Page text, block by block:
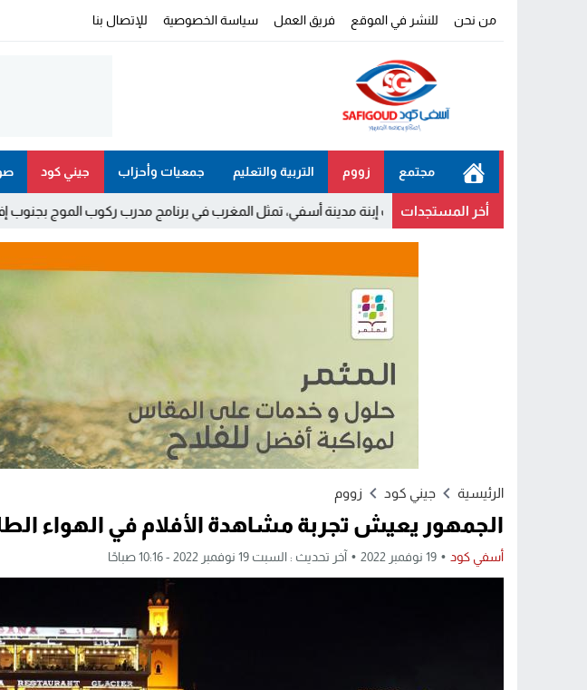
من نحن للنشر في الموقع فريق العمل سياسة الخصوصية للإتصال بنا
مجتمع زووم التربية والتعليم جمعيات وأحزاب جيني كود
أخر المستجدات
خولة بيات إبنة مدينة أسفي، تمثل المغرب في برنامج مدرب ركوب الموج بجنوب إفريقيا
الرئيسية جيني كود زووم
الجمهور يعيش تجربة مشاهدة الأفلام في الهواء
أسفي كود 19 نوفمبر 2022 آخر تحديث : السبت 19 نوفمبر 2022 - 10:16 صباحًا